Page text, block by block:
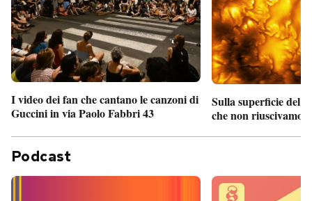
I video dei fan che cantano le canzoni di
Guccini in via Paolo Fabbri 43
Sulla superficie del
che non riuscivamo
Podcast